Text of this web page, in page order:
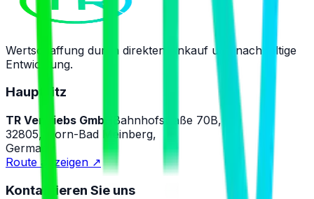
Wertschaffung durch direkten Ankauf und nachhaltige
Entwicklung.
Hauptsitz
TR Vertriebs GmbH
Bahnhofstraße 70B,
32805, Horn-Bad Meinberg,
Germany
Route anzeigen ↗
Kontaktieren Sie uns